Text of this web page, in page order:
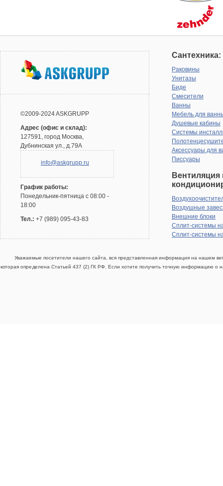
©2009-2024 ASKGRUPP
Адрес (офис и склад):
127591, город Москва,
Дубнинская ул., д.79А
info@askgrupp.ru
График работы:
Понедельник-пятница с 08:00 -
18:00
Тел.: +7 (989) 095-43-83
Сантехника:
Раковины
Унитазы
Биде
Смесители
Ванны
Мебель для
Душевые кабины
Системы
Аксессуары для
Писсуары
Вентиляция
Воздушные
Внешние блоки
Сплит-системы
Сплит-системы
Уважаемые посетители нашего сайта, вся представленная информация на нашем
которая определена Статьей 437 (2) ГК РФ. Если хотите получить точную информацию о